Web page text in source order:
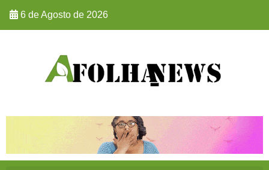
6 de Agosto de 2026